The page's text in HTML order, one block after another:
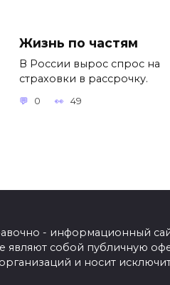
Жизнь по частям
В России вырос спрос на
страховки в рассрочку.
0 49
- информационный
являют собой публичную
и носит